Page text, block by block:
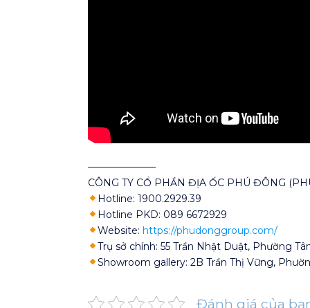
———————
CÔNG TY CỔ PHẦN ĐỊA ỐC PHÚ ĐÔNG
Hotline: 1900.2929.39
Hotline PKD: 089 6672929
Website: https://phudonggroup.com/
Trụ sở chính: 55 Trần Nhật Duật, Phường
Showroom gallery: 2B Trần Thị Vững,
Đánh giá của